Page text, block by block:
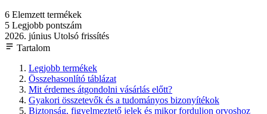
6 Elemzett termékek
5 Legjobb pontszám
2026. június Utolsó frissítés
Tartalom
Legjobb termékek
Összehasonlító táblázat
Mit érdemes átgondolni vásárlás előtt?
Gyakori összetevők és a tudományos bizonyítékok
Biztonság, figyelmeztető jelek és mikor forduljon orvoshoz